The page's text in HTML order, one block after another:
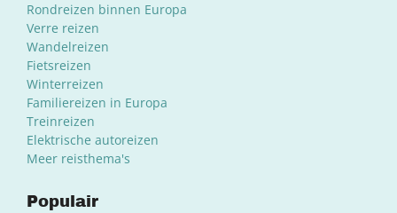
Rondreizen binnen Europa
Verre reizen
Wandelreizen
Fietsreizen
Winterreizen
Familiereizen in Europa
Treinreizen
Elektrische autoreizen
Meer reisthema's
Populair